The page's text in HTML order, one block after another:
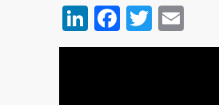
LinkedIn
Facebook
Twitter